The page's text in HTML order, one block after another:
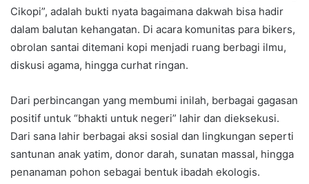
Cikopi”, adalah bukti nyata bagaimana dakwah bisa hadir
dalam balutan kehangatan. Di acara komunitas para bikers,
obrolan santai ditemani kopi menjadi ruang berbagi ilmu,
diskusi agama, hingga curhat ringan.
Dari perbincangan yang membumi inilah, berbagai gagasan
positif untuk “bhakti untuk negeri” lahir dan dieksekusi.
Dari sana lahir berbagai aksi sosial dan lingkungan seperti
santunan anak yatim, donor darah, sunatan massal, hingga
penanaman pohon sebagai bentuk ibadah ekologis.